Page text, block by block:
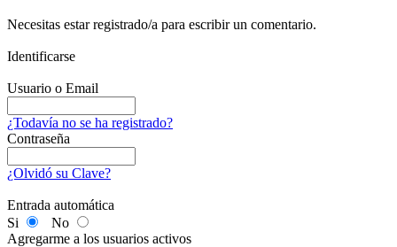
Necesitas estar registrado/a para escribir un comentario.
Identificarse
Usuario o Email
¿Todavía no se ha registrado?
Contraseña
¿Olvidó su Clave?
Entrada automática
Si
No
Agregarme a los usuarios activos